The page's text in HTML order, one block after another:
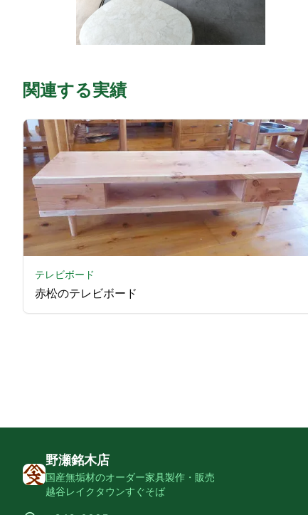
関連する実績
テレビボード
赤松のテレビボード
野瀬銘木店
国産無垢材のオーダー家具製作・販売
越谷レイクタウンすぐそば